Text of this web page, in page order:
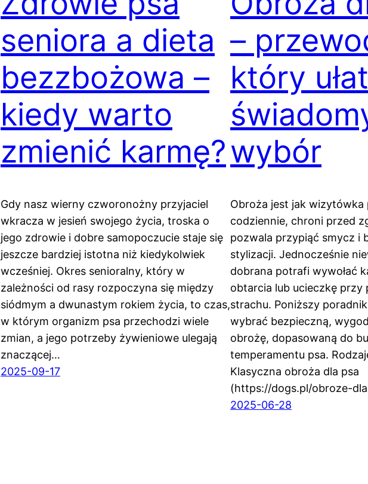
seniora a dieta
bezzbożowa –
kiedy warto
zmienić karmę?
Gdy nasz wierny czworonożny przyjaciel
wkracza w jesień swojego życia, troska o
jego zdrowie i dobre samopoczucie staje się
jeszcze bardziej istotna niż kiedykolwiek
wcześniej. Okres senioralny, który w
zależności od rasy rozpoczyna się między
siódmym a dwunastym rokiem życia, to czas,
w którym organizm psa przechodzi wiele
zmian, a jego potrzeby żywieniowe ulegają
znaczącej…
2025-09-17
–
który
wybór
Obroża jest jak wizytówka
codziennie, chroni przed
pozwala przypiąć smycz i
stylizacji. Jednocześnie
dobrana potrafi wywołać
obtarcia lub ucieczkę przy
strachu. Poniższy
wybrać bezpieczną,
obrożę, dopasowaną do
temperamentu psa.
Klasyczna obroża dla psa
(https://dogs.pl/obroze-
2025-06-28